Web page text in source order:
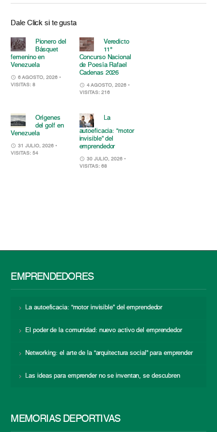
Dale Click si te gusta
Pionero del
Básquet
femenino en
Venezuela
6 AGOSTO, 2026 •
VISITAS: 8
Veredicto
11°
Concurso Nacional
de Poesía Rafael
Cadenas 2026
4 AGOSTO, 2026 •
VISITAS: 216
Orígenes
del golf en
Venezuela
31 JULIO, 2026 •
VISITAS: 54
La
autoeficacia: “motor
invisible” del
emprendedor
30 JULIO, 2026 •
VISITAS: 68
EMPRENDEDORES
La autoeficacia: “motor invisible” del emprendedor
El poder de la comunidad: nuevo activo del emprendedor
Networking: el arte de la “arquitectura social” para emprender
Las ideas para emprender no se inventan, se descubren
MEMORIAS DEPORTIVAS